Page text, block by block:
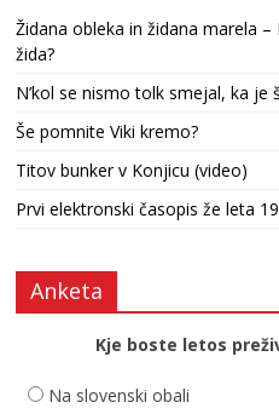
Židana obleka in židana marela
žida?
N’kol se nismo tolk smejal, ka je
Še pomnite Viki kremo?
Titov bunker v Konjicu (video)
Prvi elektronski časopis že leta
Anketa
Kje boste letos
Na slovenski obali